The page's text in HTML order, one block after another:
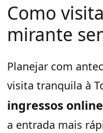
Como
mirante
Planejar com
visita tranquila à
ingressos online
a entrada mais